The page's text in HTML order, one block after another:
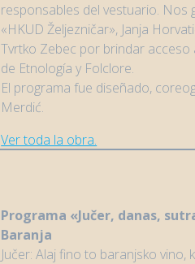
responsables del vestuario. Nos
«HKUD Željezničar», Janja
Tvrtko Zebec por brindar
de Etnología y Folclore.
El programa fue diseñado,
Merdić.
Ver toda la obra.
Programa «Jučer, danas,
Baranja
Jučer: Alaj fino to baranjsko vino,